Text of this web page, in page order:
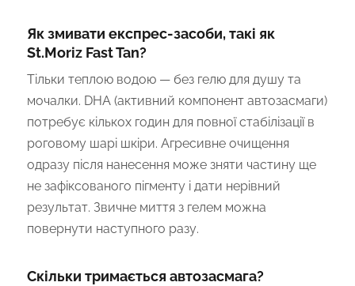
Як змивати експрес-засоби, такі як
St.Moriz Fast Tan?
Тільки теплою водою — без гелю для душу та
мочалки. DHA (активний компонент автозасмаги)
потребує кількох годин для повної стабілізації в
роговому шарі шкіри. Агресивне очищення
одразу після нанесення може зняти частину ще
не зафіксованого пігменту і дати нерівний
результат. Звичне миття з гелем можна
повернути наступного разу.
Скільки тримається автозасмага?